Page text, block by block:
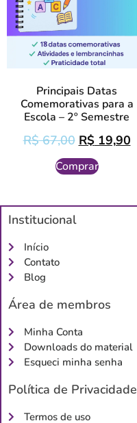
Principais Datas
Comemorativas para a
Escola – 2º Semestre
R$67,00 R$19,90
Comprar
Institucional
Início
Contato
Blog
Área de membros
Minha Conta
Downloads do material
Esqueci minha senha
Política de Privacidade
Termos de uso